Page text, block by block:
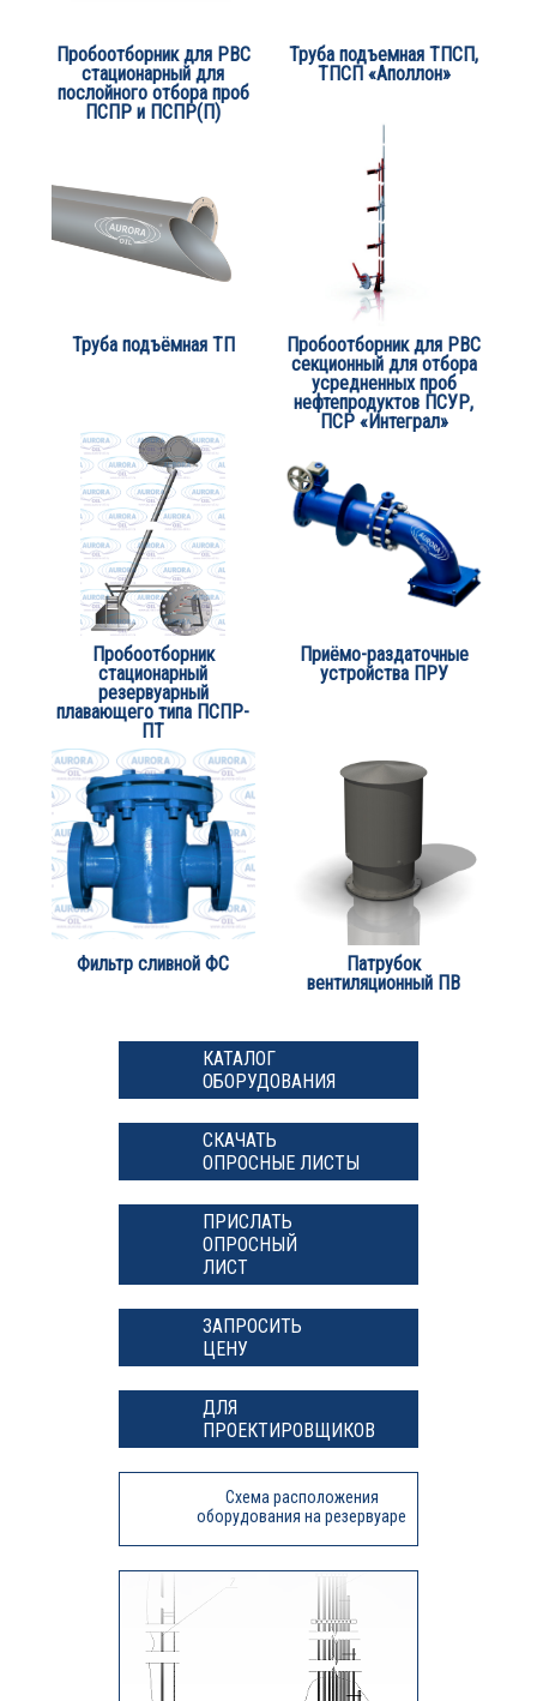
Пробоотборник для РВС
стационарный для
послойного отбора проб
ПСПР и ПСПР(П)
Труба подъемная ТПСП,
ТПСП «Аполлон»
Труба подъёмная ТП
Пробоотборник для РВС
секционный для отбора
усредненных проб
нефтепродуктов ПСУР,
ПСР «Интеграл»
Пробоотборник
стационарный
резервуарный
плавающего типа ПСПР-
ПТ
Приёмо-раздаточные
устройства ПРУ
Фильтр сливной ФС
Патрубок
вентиляционный ПВ
КАТАЛОГ
ОБОРУДОВАНИЯ
СКАЧАТЬ
ОПРОСНЫЕ ЛИСТЫ
ПРИСЛАТЬ
ОПРОСНЫЙ
ЛИСТ
ЗАПРОСИТЬ
ЦЕНУ
ДЛЯ
ПРОЕКТИРОВЩИКОВ
Схема расположения
оборудования на резервуаре